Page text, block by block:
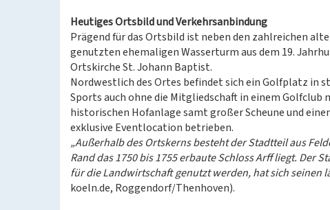
Heutiges Ortsbild und Verkehrsanbindung
Prägend für das Ortsbild ist neben den zahlreichen
genutzten ehemaligen Wasserturm aus dem 19.
Ortskirche St. Johann Baptist.
Nordwestlich des Ortes befindet sich ein Golfplatz in
Sports auch ohne die Mitgliedschaft in einem Golfclub
historischen Hofanlage samt großer Scheune und
exklusive Eventlocation betrieben.
„Außerhalb des Ortskerns besteht der Stadtteil aus
Rand das 1750 bis 1755 erbaute Schloss Arff liegt. Der
für die Landwirtschaft genutzt werden, hat sich seinen
koeln.de, Roggendorf/Thenhoven).